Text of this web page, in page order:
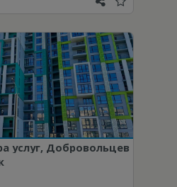
услуг, Добровольцев